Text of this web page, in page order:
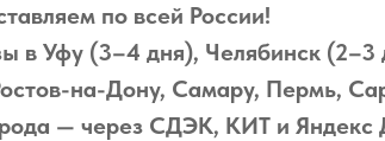
по всей России!
в Уфу (3–4 дня), Челябинск (2–3
на-Дону, Самару, Пермь,
— через СДЭК, КИТ и Яндекс